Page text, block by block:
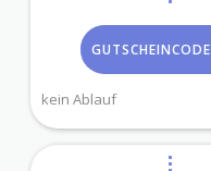
GUTSCHEINCODE
kein Ablauf